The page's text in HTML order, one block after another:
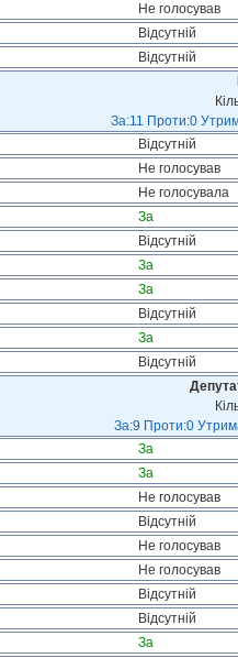
Не голосував
Відсутній
Відсутній
За:11 Проти:0
Відсутній
Не голосував
Не голосувала
За
Відсутній
За
За
Відсутній
За
Відсутній
За:9 Проти:0
За
За
Не голосував
Відсутній
Не голосував
Не голосував
Відсутній
Відсутній
За